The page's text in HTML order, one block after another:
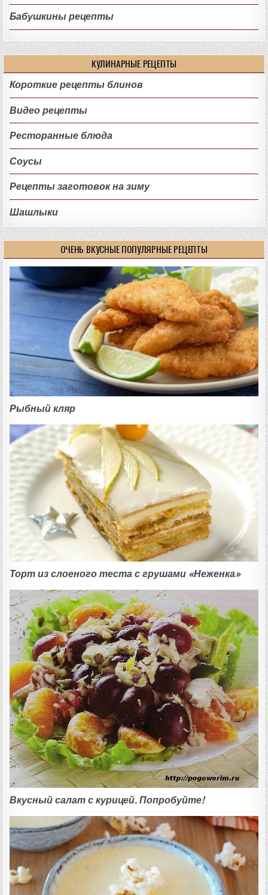
Бабушкины рецепты
КУЛИНАРНЫЕ РЕЦЕПТЫ
Короткие рецепты блинов
Видео рецепты
Ресторанные блюда
Соусы
Рецепты заготовок на зиму
Шашлыки
ОЧЕНЬ ВКУСНЫЕ ПОПУЛЯРНЫЕ РЕЦЕПТЫ
Рыбный кляр
Торт из слоеного теста с грушами «Неженка»
Вкусный салат с курицей. Попробуйте!